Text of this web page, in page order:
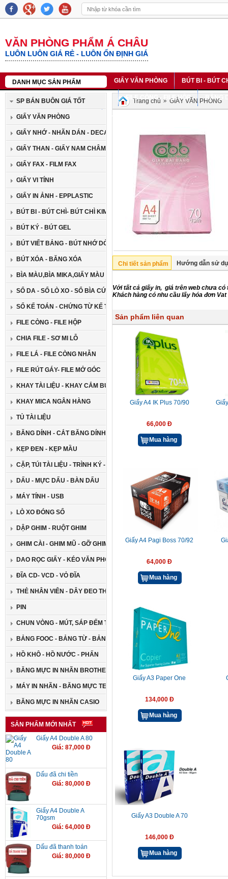
VĂN PHÒNG PHẨM Á CHÂU
LUÔN LUÔN GIÁ RẺ - LUÔN ỔN ĐỊNH GIÁ
DANH MỤC SẢN PHẨM GIẤY VĂN PHÒNG BÚT BI - BÚT
SỔ DA - SỔ LÒ XO - SỔ BÌA CỨNG FILE CÒNG - FILE HỘP BĂNG
BĂNG MỰC IN NHÃN CASIO LIÊN HỆ
SP BÁN BUÔN GIÁ TỐT
GIẤY VĂN PHÒNG
GIẤY NHỚ - NHÃN DÁN - DECAN
GIẤY THAN - GIẤY NAM CHÂM
GIẤY FAX - FILM FAX
GIẤY VI TÍNH
GIẤY IN ẢNH - EPPLASTIC
BÚT BI - BÚT CHÌ- BÚT CHÌ KIM
BÚT KÝ - BÚT GEL
BÚT VIẾT BẢNG - BÚT NHỚ DÒNG
BÚT XÓA - BĂNG XÓA
BÌA MÀU,BÌA MIKA,GIẤY MÀU CAO CẤP
SỔ DA - SỔ LÒ XO - SỔ BÌA CỨNG
SỔ KẾ TOÁN - CHỨNG TỪ KẾ TOÁN
FILE CÒNG - FILE HỘP
CHIA FILE - SƠ MI LỖ
FILE LÁ - FILE CÒNG NHẪN
FILE RÚT GÁY- FILE MỞ GÓC
KHAY TÀI LIỆU - KHAY CẮM BÚT
KHAY MICA NGÂN HÀNG
TỦ TÀI LIỆU
BĂNG DÍNH - CẮT BĂNG DÍNH
KẸP ĐEN - KẸP MẦU
CẶP, TÚI TÀI LIỆU - TRÌNH KÝ - GIÁ ĐỠ ĐA NĂNG
DẤU - MỰC DẤU - BÀN DẤU
MÁY TÍNH - USB
LÒ XO ĐÓNG SỔ
DẬP GHIM - RUỘT GHIM
GHIM CÀI - GHIM MŨ - GỠ GHIM
DAO RỌC GIẤY - KÉO VĂN PHÒNG
ĐĨA CD- VCD - VỎ ĐĨA
THẺ NHÂN VIÊN - DÂY ĐEO THẺ
PIN
CHUN VÒNG - MÚT, SÁP ĐẾM TIỀN
BẢNG FOOC - BẢNG TỪ - BẢNG GHIM
HỒ KHÔ - HỒ NƯỚC - PHẤN
BĂNG MỰC IN NHÃN BROTHER
MÁY IN NHÃN - BĂNG MỰC TEPRA
BĂNG MỰC IN NHÃN CASIO
SẢN PHẨM MỚI NHẤT
Giấy A4 Double A 80
Giá: 87,000 Đ
Dấu đã chi tiền
Giá: 80,000 Đ
Giấy A4 Double A
70gsm
Giá: 64,000 Đ
Dấu đã thanh toán
Giá: 80,000 Đ
Trang chủ GIẤY VĂN PHÒNG
Chi tiết sản phẩm Hướng dẫn sử
Với tất cả giấy in, giá trên web chưa có
Khách hàng có nhu cầu lấy hóa đơn
Sản phẩm liên quan
Giấy A4 IK Plus 70/90
66,000 Đ
Mua hàng
Giấy A4 Pagi Boss 70/92
64,000 Đ
Mua hàng
Giấy A3 Paper One
134,000 Đ
Mua hàng
Giấy A3 Double A 70
146,000 Đ
Mua hàng